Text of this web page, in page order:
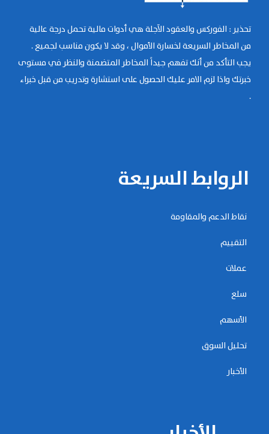
تحذير : الفوركس والعقود الآجلة هي أدوات مالية تحمل درجة عالية
من المخاطر السريعة لخسارة الأموال ، وقد لا يكون مناسب لجميع .
يجب التأكد من أنك تفهم جيداً المخاطر المتضمنة والنظر في مستوى
خبرتك واذا لزم الامر عليك الحصول على استشارة وتدريب من قبل خبراء
.
الروابط السريعة
نقاط الدعم والمقاومة
التقييم
عملات
سلع
الأسهم
تحليل السوق
الأخبار